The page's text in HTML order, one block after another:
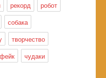
рекорд
робот
собака
творчество
фейк
чудаки